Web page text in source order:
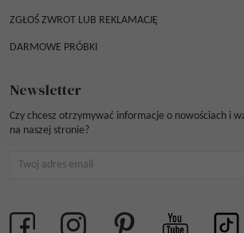
ZGŁOŚ ZWROT LUB REKLAMACJĘ
DARMOWE PRÓBKI
Newsletter
Czy chcesz otrzymywać informacje o nowościach i
na naszej stronie?